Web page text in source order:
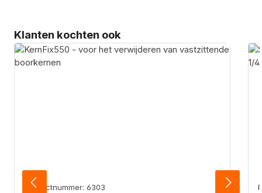
Productgalerij overslaan
Klanten kochten ook
Productnummer: 6303